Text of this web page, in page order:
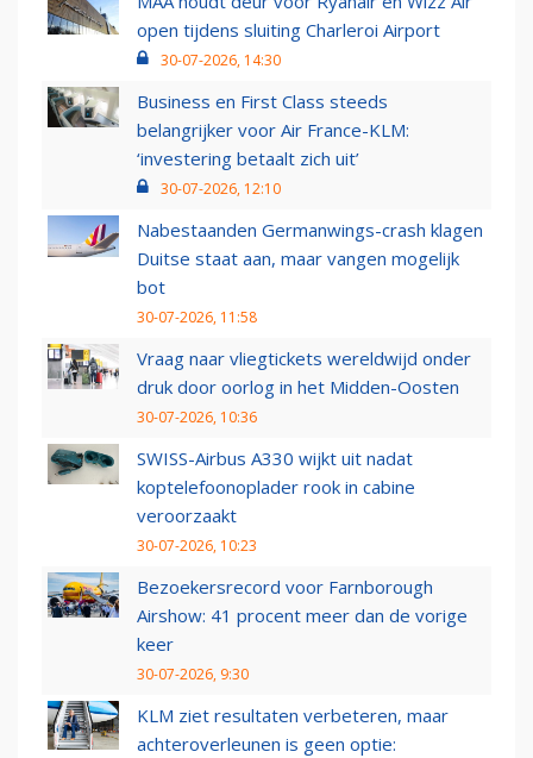
open tijdens sluiting Charleroi Airport
30-07-2026, 14:30
Business en First Class steeds
belangrijker voor Air France-KLM:
‘investering betaalt zich uit’
30-07-2026, 12:10
Nabestaanden Germanwings-crash klagen
Duitse staat aan, maar vangen mogelijk
bot
30-07-2026, 11:58
Vraag naar vliegtickets wereldwijd onder
druk door oorlog in het Midden-Oosten
30-07-2026, 10:36
SWISS-Airbus A330 wijkt uit nadat
koptelefoonoplader rook in cabine
veroorzaakt
30-07-2026, 10:23
Bezoekersrecord voor Farnborough
Airshow: 41 procent meer dan de vorige
keer
30-07-2026, 9:30
KLM ziet resultaten verbeteren, maar
achteroverleunen is geen optie: